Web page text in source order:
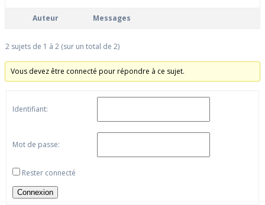
Auteur Messages
2 sujets de 1 à 2 (sur un total de 2)
Vous devez être connecté pour répondre à ce sujet.
Identifiant:
Mot de passe:
Rester connecté
Connexion